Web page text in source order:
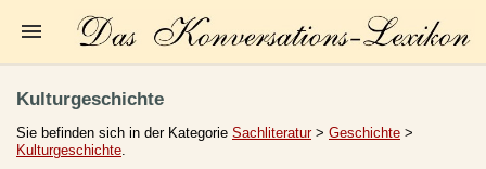
Kleine Kulturgeschichte
Kulturgeschichte
Sie befinden sich in der Kategorie Sachliteratur> Geschichte >
Kulturgeschichte.